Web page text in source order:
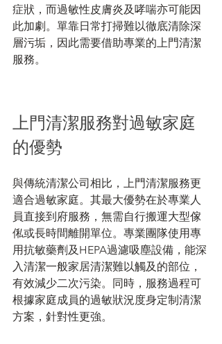
症狀，而過敏性皮膚炎及哮喘亦可能因
此加劇。單靠日常打掃難以徹底清除深
層污垢，因此需要借助專業的上門清潔
服務。
上門清潔服務對過敏家庭
的優勢
與傳統清潔公司相比，上門清潔服務更
適合過敏家庭。其最大優勢在於專業人
員直接到府服務，無需自行搬運大型傢
俬或長時間離開單位。專業團隊使用專
用抗敏藥劑及HEPA過濾吸塵設備，能深
入清潔一般家居清潔難以觸及的部位，
有效減少二次污染。同時，服務過程可
根據家庭成員的過敏狀況度身定制清潔
方案，針對性更強。